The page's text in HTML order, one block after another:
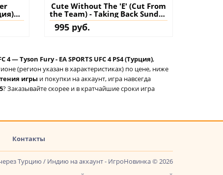
Cute Without The 'E' (Cut From
the Team) - Taking Back Sunday
- Rock Band 4 PS4 (Турция)
купить дополнение на
995 руб.
4 — Tyson Fury - EA SPORTS UFC 4 PS4 (Турция),
(регион указан в характеристиках) по цене, ниже
игры и покупки на аккаунт, игра навсегда
? Заказывайте скорее и в кратчайшие сроки игра
Контакты
Турцию / Индию на аккаунт - ИгроНовинка © 2026